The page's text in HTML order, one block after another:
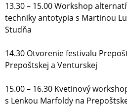
13.30 – 15.00 Workshop
techniky antotypia s Martinou
Studňa
14.30 Otvorenie festivalu
Prepoštskej a Venturskej
15.00 – 16.30 Kvetinový
s Lenkou Marfoldy na